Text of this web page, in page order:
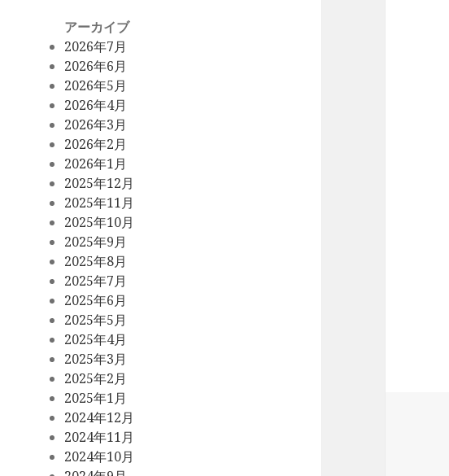
アーカイブ
2026年7月
2026年6月
2026年5月
2026年4月
2026年3月
2026年2月
2026年1月
2025年12月
2025年11月
2025年10月
2025年9月
2025年8月
2025年7月
2025年6月
2025年5月
2025年4月
2025年3月
2025年2月
2025年1月
2024年12月
2024年11月
2024年10月